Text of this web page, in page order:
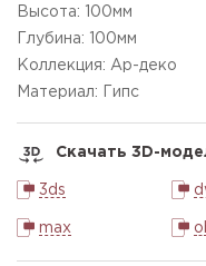
Высота: 100мм
Глубина:
100мм
Коллекция: Ар-деко
Материал: Гипс
Скачать 3D-
3ds
max